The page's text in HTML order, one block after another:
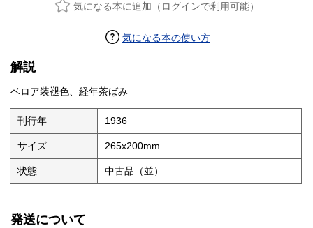
気になる本に追加（ログインで利用可能）
気になる本の使い方
解説
ベロア装褪色、経年茶ばみ
刊行年 1936
サイズ 265x200mm
状態 中古品（並）
発送について